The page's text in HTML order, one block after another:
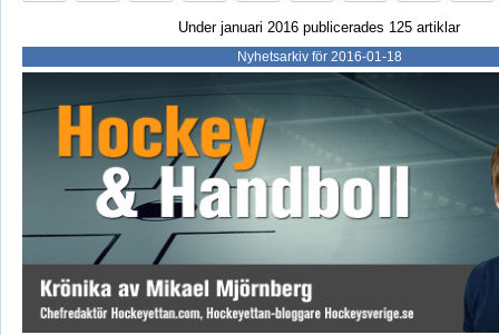
Under januari 2016 publicerades 125 artiklar
Nyhetsarkiv för 2016-01-18